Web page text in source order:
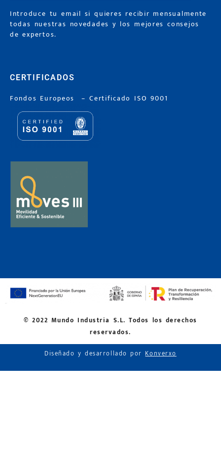
Introduce tu email si quieres recibir mensualmente
todas nuestras novedades y los mejores consejos
de expertos.
CERTIFICADOS
Fondos Europeos –Certificado ISO 9001
© 2022 Mundo Industria S.L. Todos los derechos
reservados.
Diseñado y desarrollado porKonverxo